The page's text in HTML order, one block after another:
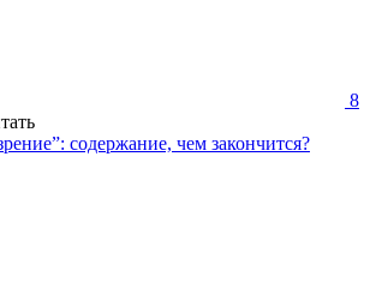
8
содержание, чем закончится?